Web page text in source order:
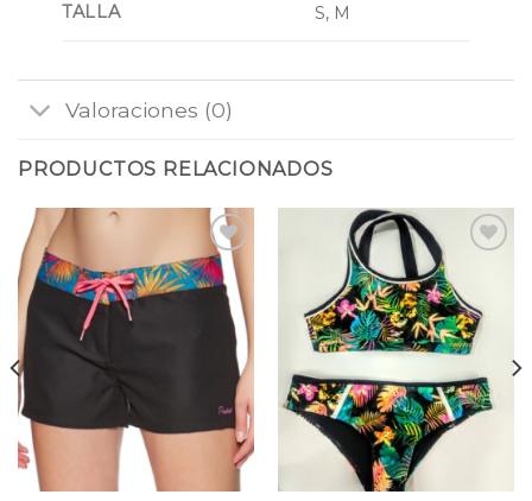
TALLA S, M
Valoraciones (0)
PRODUCTOS RELACIONADOS
Añadir
a la
lista
deseos
lista
de
deseos